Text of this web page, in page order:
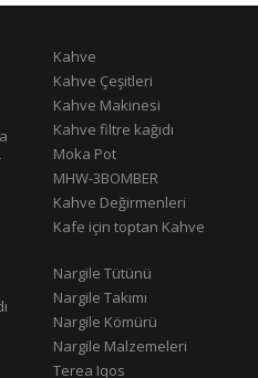
Kahve
Kahve Çeşitleri
Kahve Makinesi
Kahve filtre kağıdı
Moka Pot
MHW-3BOMBER
Kahve Değirmenleri
Kafe için toptan Kahve
Nargile Tütünü
Nargile Takımı
Nargile Kömürü
Nargile Malzemeleri
Terea Iqos